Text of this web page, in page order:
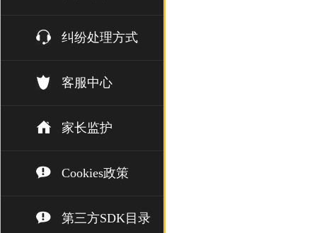
纠纷处理方式
客服中心
家长监护
Cookies政策
第三方SDK目录